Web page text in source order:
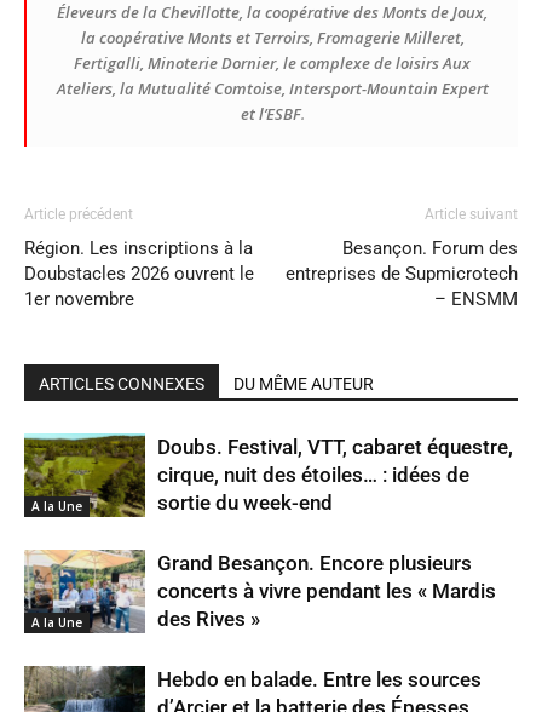
Éleveurs de la Chevillotte, la coopérative des Monts de Joux,
la coopérative Monts et Terroirs, Fromagerie Milleret,
Fertigalli, Minoterie Dornier, le complexe de loisirs Aux
Ateliers, la Mutualité Comtoise, Intersport-Mountain Expert
et l’ESBF.
Article précédent
Région. Les inscriptions à la
Doubstacles 2026 ouvrent le
1er novembre
Article suivant
Besançon. Forum des
entreprises de Supmicrotech
– ENSMM
ARTICLES CONNEXES DU MÊME AUTEUR
A la Une
Doubs. Festival, VTT, cabaret équestre,
cirque, nuit des étoiles… : idées de
sortie du week-end
A la Une
Grand Besançon. Encore plusieurs
concerts à vivre pendant les « Mardis
des Rives »
Hebdo en balade. Entre les sources
d’Arcier et la batterie des Épesses